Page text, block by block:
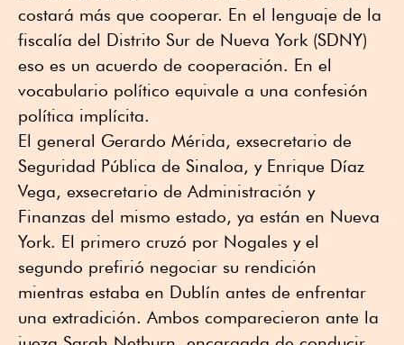
costará más que cooperar. En el lenguaje de la
fiscalía del Distrito Sur de Nueva York (SDNY)
eso es un acuerdo de cooperación. En el
vocabulario político equivale a una confesión
política implícita.
El general Gerardo Mérida, exsecretario de
Seguridad Pública de Sinaloa, y Enrique Díaz
Vega, exsecretario de Administración y
Finanzas del mismo estado, ya están en Nueva
York. El primero cruzó por Nogales y el
segundo prefirió negociar su rendición
mientras estaba en Dublín antes de enfrentar
una extradición. Ambos comparecieron ante la